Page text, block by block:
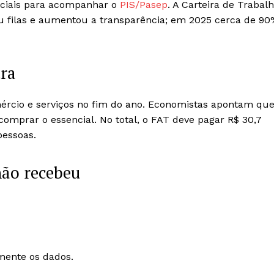
para acompanhar o PIS/Pasep. A Carteira de
e aumentou a transparência; em 2025 cerca de
e serviços no fim do ano. Economistas apontam que
o essencial. No total, o FAT deve pagar R$ 30,7
recebeu
os dados.